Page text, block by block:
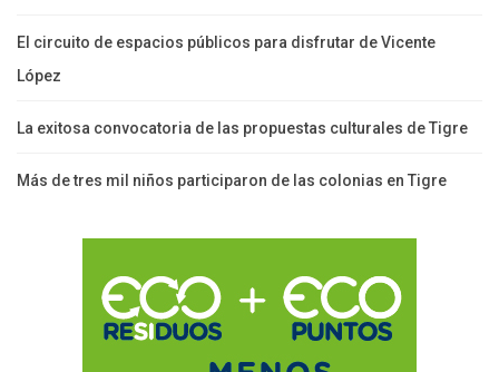
El circuito de espacios públicos para disfrutar de Vicente
López
La exitosa convocatoria de las propuestas culturales de Tigre
Más de tres mil niños participaron de las colonias en Tigre